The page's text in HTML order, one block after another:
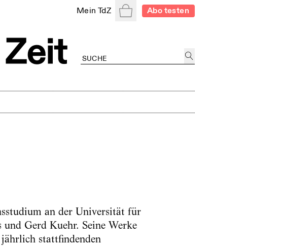
Mein TdZ WarenkorbAbo testen
an der Universität für
Gerd Kuehr. Seine Werke
stattfindenden